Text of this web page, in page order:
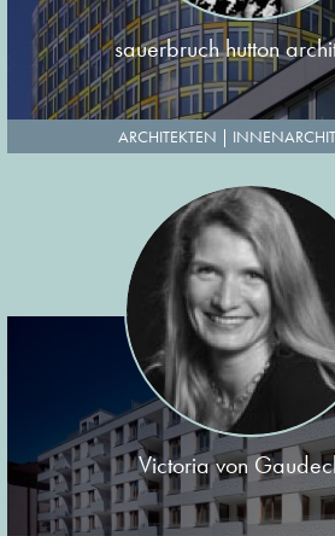
sauerbruch hutton
ARCHITEKTEN |
Victoria von